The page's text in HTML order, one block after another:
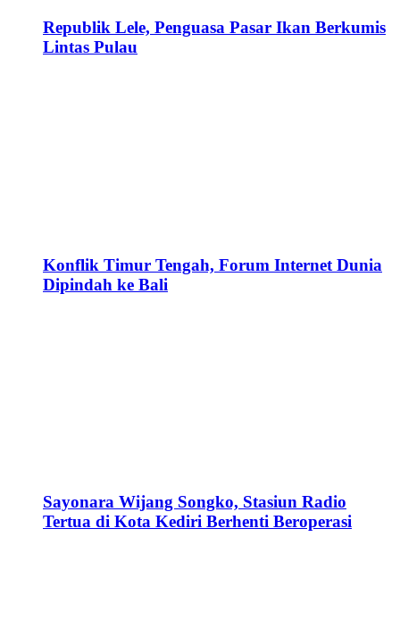
Republik Lele, Penguasa Pasar Ikan Berkumis
Lintas Pulau
Konflik Timur Tengah, Forum Internet Dunia
Dipindah ke Bali
Sayonara Wijang Songko, Stasiun Radio
Tertua di Kota Kediri Berhenti Beroperasi